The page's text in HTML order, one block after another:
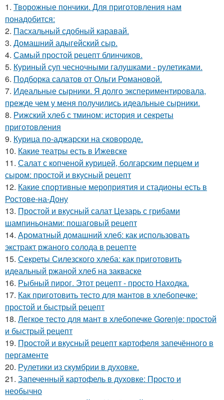
1. Творожные пончики. Для приготовления нам
понадобится:
2. Пасхальный сдобный каравай.
3. Домашний адыгейский сыр.
4. Самый простой рецепт блинчиков.
5. Куриный суп чесночными галушками - рулетиками.
6. Подборка салатов от Ольги Романовой.
7. Идеальные сырники. Я долго экспериментировала,
прежде чем у меня получились идеальные сырники.
8. Рижский хлеб с тмином: история и секреты
приготовления
9. Курица по-аджарски на сковороде.
10. Какие театры есть в Ижевске
11. Салат с копченой курицей, болгарским перцем и
сыром: простой и вкусный рецепт
12. Какие спортивные мероприятия и стадионы есть в
Ростове-на-Дону
13. Простой и вкусный салат Цезарь с грибами
шампиньонами: пошаговый рецепт
14. Ароматный домашний хлеб: как использовать
экстракт ржаного солода в рецепте
15. Секреты Силезского хлеба: как приготовить
идеальный ржаной хлеб на закваске
16. Рыбный пирог. Этот рецепт - просто Находка.
17. Как приготовить тесто для мантов в хлебопечке:
простой и быстрый рецепт
18. Легкое тесто для мант в хлебопечке Gorenje: простой
и быстрый рецепт
19. Простой и вкусный рецепт картофеля запечённого в
пергаменте
20. Рулетики из скумбрии в духовке.
21. Запеченный картофель в духовке: Просто и
необычно